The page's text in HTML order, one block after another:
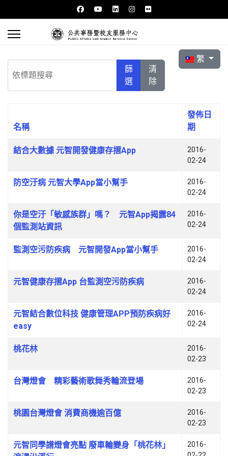
選擇你的語言
繁
篩
選
清
除
文章列表
名稱
發佈日
期
結合大數據 元智開發健康存摺App
2016-
02-24
防空汙病 元智大學App當小幫手
2016-
02-24
你是空汙「敏感族群」嗎？ 元智App揭露84
個監測站資訊
2016-
02-24
監測空污防疾病 元智開發App當小幫手
2016-
02-24
元智健康存摺App 台監測空污防疾病
2016-
02-24
元智結合數位科技 健康管理APP預防疾病好
easy
2016-
02-24
桃花林
2016-
02-23
台灣燈會 精彩藝術歌舞秀輪流登場
2016-
02-23
桃園台灣燈會 消費商機逾百億
2016-
02-23
元智同學譜燈會亮點 廢車輪變身「桃花林」
2016-